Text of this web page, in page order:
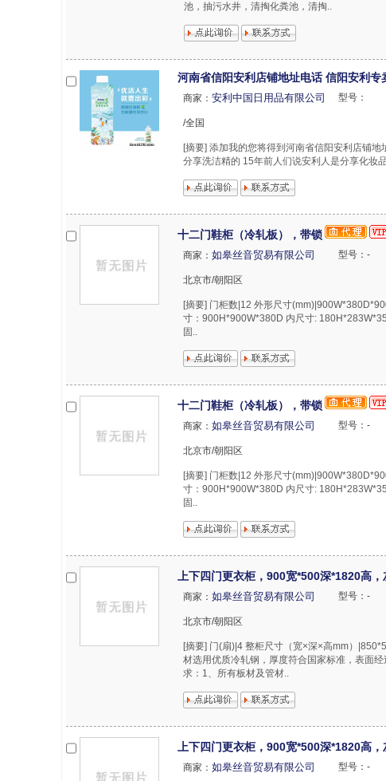
池，抽污水井，清掏化粪池，清掏..
河南省信阳安利店铺地址电话 信阳安利专
商家： 安利中国日用品有限公司 型号：
/全国
[摘要] 添加我的您将得到河南省信阳安利店铺
分享洗洁精的 15年前人们说安利人是分享化妆
十二门鞋柜（冷轧板），带锁
商家： 如皋丝音贸易有限公司 型号：-
北京市/朝阳区
[摘要] 门柜数|12 外形尺寸
寸：900H*900W*380D 内尺寸:
固..
十二门鞋柜（冷轧板），带锁
商家： 如皋丝音贸易有限公司 型号：-
北京市/朝阳区
[摘要] 门柜数|12 外形尺寸
寸：900H*900W*380D 内尺寸:
固..
上下四门更衣柜，900宽*500深*1820高
商家： 如皋丝音贸易有限公司 型号：-
北京市/朝阳区
[摘要] 门(扇)|4 整柜尺寸（宽×深×高mm）
材选用优质冷轧钢，厚度符合国家标准，表面
求：1、所有板材及管材..
上下四门更衣柜，900宽*500深*1820高
商家： 如皋丝音贸易有限公司 型号：-